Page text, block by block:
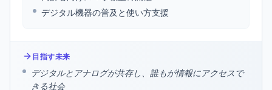
デジタル機器の普及と使い方支援
目指す未来
デジタルとアナログが共存し、誰もが情報にアクセスで
きる社会